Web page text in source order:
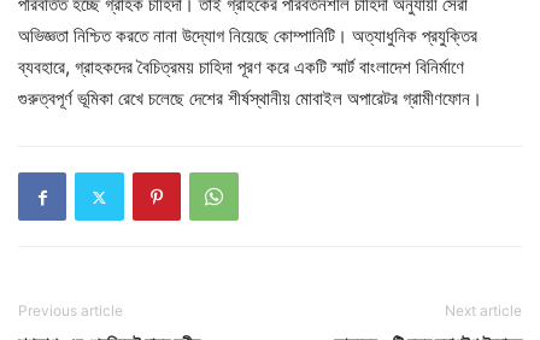
পরিবর্তিত হচ্ছে গ্রাহক চাহিদা। তাই গ্রাহকের পরিবর্তনশীল চাহিদা অনুযায়ী সেরা
অভিজ্ঞতা নিশ্চিত করতে নানা উদ্যোগ নিয়েছে কোম্পানিটি। অত্যাধুনিক প্রযুক্তির
ব্যবহারে, গ্রাহকদের বৈচিত্রময় চাহিদা পূরণ করে একটি স্মার্ট বাংলাদেশ বিনির্মাণে
গুরুত্বপূর্ণ ভূমিকা রেখে চলেছে দেশের শীর্ষস্থানীয় মোবাইল অপারেটর গ্রামীণফোন।
Previous article Next article